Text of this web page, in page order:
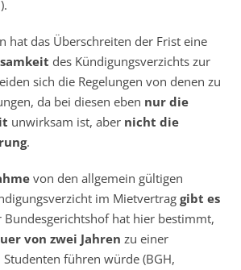
hat das Überschreiten der Frist eine
des Kündigungsverzichts zur
sich die Regelungen von denen zu
da bei diesen eben nur die
unwirksam ist, aber nicht die
.
von den allgemein gültigen
im Mietvertrag gibt es
Bundesgerichtshof hat hier bestimmt,
von zwei Jahren zu einer
führen würde (BGH,